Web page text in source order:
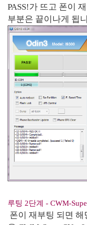
PASS!가 뜨고 폰이
부분은 끝이나게 됩
루팅 2단계 - CWM-
폰이 재부팅 되면 해